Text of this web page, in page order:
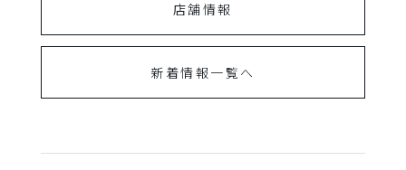
店舗情報
新着情報一覧へ